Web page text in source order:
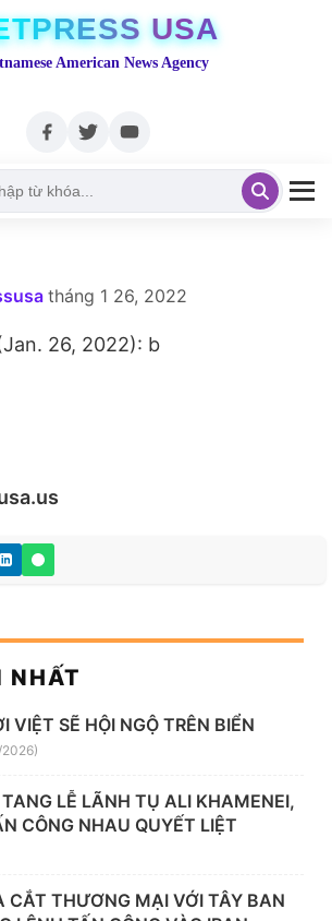
USA
American News Agency
tháng 1 26, 2022
26, 2022): b
NHẤT
VIỆT SẼ HỘI NGỘ TRÊN BIỂN
LỄ LÃNH TỤ ALI KHAMENEI,
CÔNG NHAU QUYẾT LIỆT
CẮT THƯƠNG MẠI VỚI TÂY BAN